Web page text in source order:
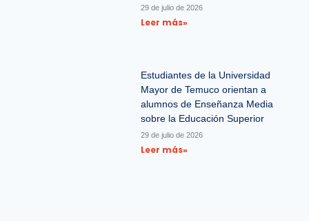
29 de julio de 2026
Leer más»
Estudiantes de la Universidad
Mayor de Temuco orientan a
alumnos de Enseñanza Media
sobre la Educación Superior
29 de julio de 2026
Leer más»